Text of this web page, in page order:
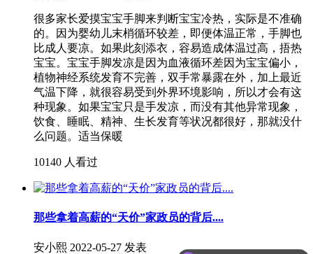
很多家长爱摸宝宝手脚来判断宝宝冷热，实际是不准确
的。因为婴幼儿末梢循环较差，即便体温正常，手脚也
比成人要凉。如果此刻添衣，容易造成体温过高，捂热
宝宝。宝宝手脚发凉是因为血液循环差因为宝宝偏小，
植物神经系统发育不完善，双手常暴露在外，加上最近
气温下降，就很容易受到外界环境影响，所以才会有这
种现象。如果宝宝只是手发凉，而没有其他异常现象，
饮食、睡眠、精神、生长发育等状况都很好，那就没什
么问题。适当保暖
10140 人看过
那些拿着高薪的“天价”家政员的背后....
安小熙 2022-05-27 发表